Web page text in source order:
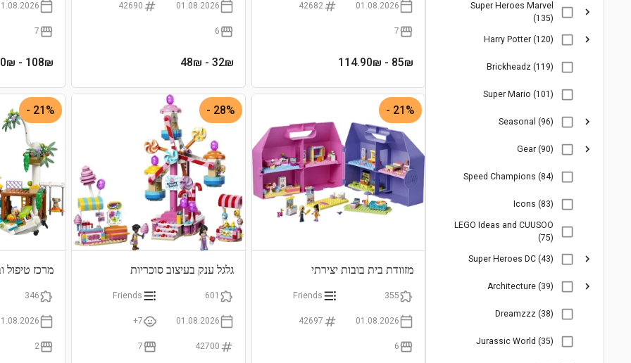
Super Heroes Marvel
(135)
Harry Potter (120)
Brickheadz (119)
Super Mario (101)
Seasonal (96)
Gear (90)
Speed Champions (84)
Icons (83)
LEGO Ideas and CUUSOO
(75)
Super Heroes DC (43)
Architecture (39)
Dreamzzz (38)
Jurassic World (35)
01.08.2026
42682
7
85₪
- 114.90₪
01.08.2026
42690
6
32₪
- 48₪
7
108₪
- 139.90₪
21% -
מזוודת בית בובות יצירתי
355
Friends
01.08.2026
42697
6
28% -
גלגל ענק בעיצוב סוכריות
601
Friends
01.08.2026
7+
42700
7
21% -
מרכז טיפול
346
2